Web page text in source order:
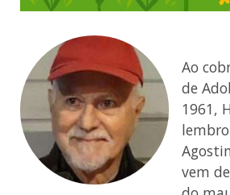
Ao
de
1961,
vem